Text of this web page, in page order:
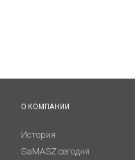
О КОМПАНИИ
История
SaMASZ сегодня